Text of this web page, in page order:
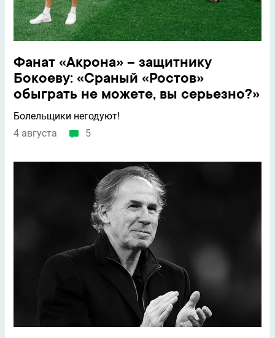
Фанат «Акрона» – защитнику
Бокоеву: «Сраный «Ростов»
обыграть не можете, вы серьезно?»
Болельщики негодуют!
4 августа
5